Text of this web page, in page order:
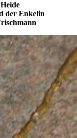
der Enkelin